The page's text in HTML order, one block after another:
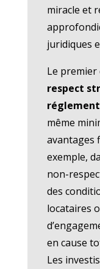
miracle et
juridiques
Le premier
respect
même
avantages
exemple,
non-
des
locataires
en cause
Les